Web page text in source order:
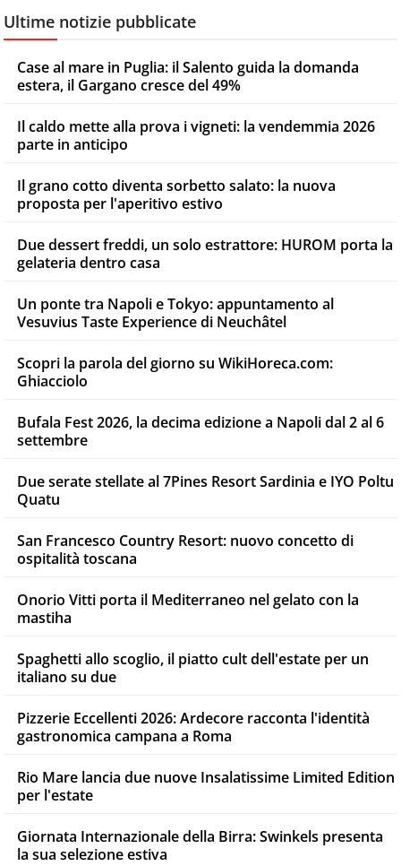
Ultime notizie pubblicate
Case al mare in Puglia: il Salento guida la domanda
estera, il Gargano cresce del 49%
Il caldo mette alla prova i vigneti: la vendemmia 2026
parte in anticipo
Il grano cotto diventa sorbetto salato: la nuova
proposta per l'aperitivo estivo
Due dessert freddi, un solo estrattore: HUROM porta la
gelateria dentro casa
Un ponte tra Napoli e Tokyo: appuntamento al
Vesuvius Taste Experience di Neuchâtel
Scopri la parola del giorno su WikiHoreca.com:
Ghiacciolo
Bufala Fest 2026, la decima edizione a Napoli dal 2 al 6
settembre
Due serate stellate al 7Pines Resort Sardinia e IYO Poltu
Quatu
San Francesco Country Resort: nuovo concetto di
ospitalità toscana
Onorio Vitti porta il Mediterraneo nel gelato con la
mastiha
Spaghetti allo scoglio, il piatto cult dell'estate per un
italiano su due
Pizzerie Eccellenti 2026: Ardecore racconta l'identità
gastronomica campana a Roma
Rio Mare lancia due nuove Insalatissime Limited Edition
per l'estate
Giornata Internazionale della Birra: Swinkels presenta
la sua selezione estiva